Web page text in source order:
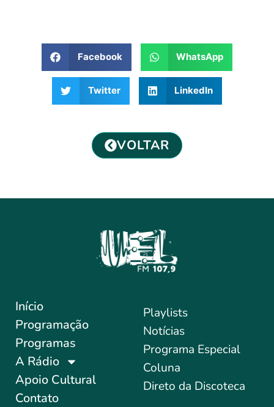
Facebook WhatsApp
Twitter LinkedIn
VOLTAR
Início
Programação
Programas
A Rádio
Apoio Cultural
Contato
Playlists
Notícias
Programa Especial
Coluna
Direto da Discoteca